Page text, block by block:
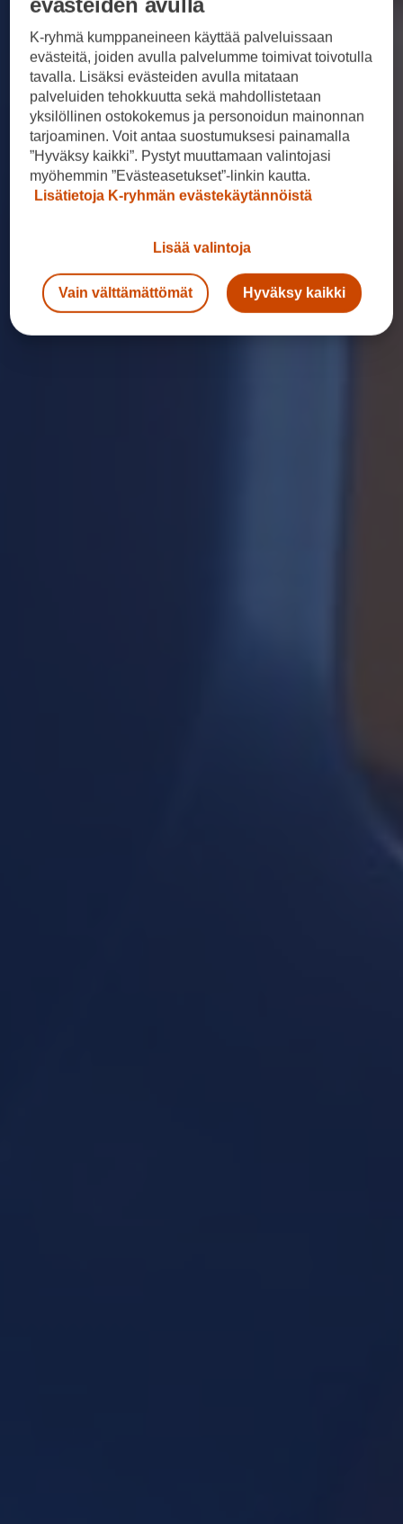
K-ryhmä kumppaneineen käyttää palveluissaan
evästeitä, joiden avulla palvelumme toimivat toivotulla
tavalla. Lisäksi evästeiden avulla mitataan
palveluiden tehokkuutta sekä mahdollistetaan
yksilöllinen ostokokemus ja personoidun mainonnan
tarjoaminen. Voit antaa suostumuksesi painamalla
”Hyväksy kaikki”. Pystyt muuttamaan valintojasi
myöhemmin ”Evästeasetukset”-linkin kautta.
Lisätietoja K-ryhmän evästekäytännöistä
Lisää valintoja
Vain välttämättömät Hyväksy kaikki